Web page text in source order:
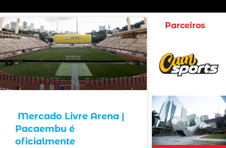
Mercado Livre Arena |
Pacaembu é
oficialmente
Parceiros